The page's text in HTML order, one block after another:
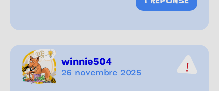
winnie504
26 novembre 2025